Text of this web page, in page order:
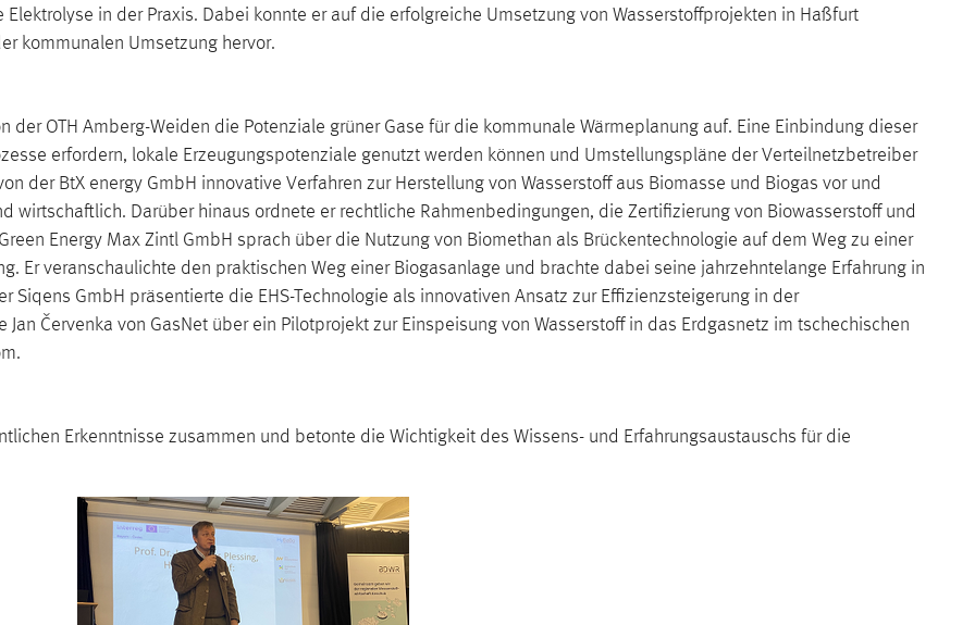
in der Praxis. Dabei konnte er auf die erfolgreiche Umsetzung von Wasserstoffprojekten in Haßfurt
kommunalen Umsetzung hervor.
der OTH Amberg-Weiden die Potenziale grüner Gase für die kommunale Wärmeplanung auf. Eine Einbindung dieser
erfordern, lokale Erzeugungspotenziale genutzt werden können und Umstellungspläne der Verteilnetzbetreiber
der BtX energy GmbH innovative Verfahren zur Herstellung von Wasserstoff aus Biomasse und Biogas vor und
wirtschaftlich. Darüber hinaus ordnete er rechtliche Rahmenbedingungen, die Zertifizierung von Biowasserstoff und
Energy Max Zintl GmbH sprach über die Nutzung von Biomethan als Brückentechnologie auf dem Weg zu einer
Er veranschaulichte den praktischen Weg einer Biogasanlage und brachte dabei seine jahrzehntelange Erfahrung in
Siqens GmbH präsentierte die EHS-Technologie als innovativen Ansatz zur Effizienzsteigerung in der
Červenka von GasNet über ein Pilotprojekt zur Einspeisung von Wasserstoff in das Erdgasnetz im tschechischen
Erkenntnisse zusammen und betonte die Wichtigkeit des Wissens- und Erfahrungsaustauschs für die